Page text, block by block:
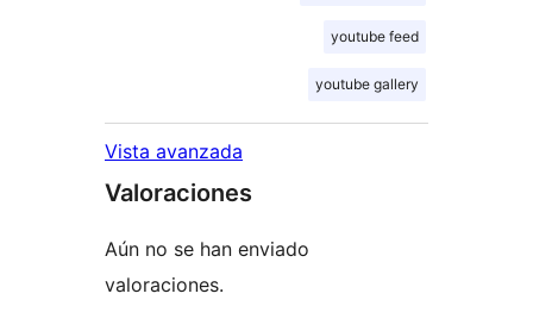
youtube feed
youtube gallery
Vista avanzada
Valoraciones
Aún no se han enviado
valoraciones.